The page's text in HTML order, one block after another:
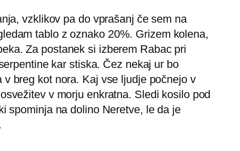
vzklikov pa do vprašanj če sem na
tablo z oznako 20%. Grizem kolena,
Za postanek si izberem Rabac pri
kar stiska. Čez nekaj ur bo
breg kot nora. Kaj vse ljudje počnejo v
v morju enkratna. Sledi kosilo pod
spominja na dolino Neretve, le da je